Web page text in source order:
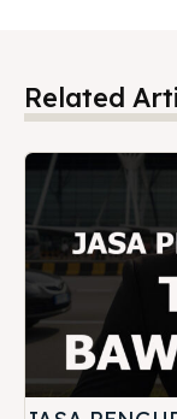
Related